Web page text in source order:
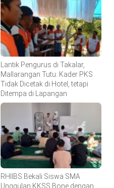
Lantik Pengurus di Takalar,
Mallarangan Tutu: Kader PKS
Tidak Dicetak di Hotel, tetapi
Ditempa di Lapangan
RHIIBS Bekali Siswa SMA
Unggulan KKSS Bone dengan